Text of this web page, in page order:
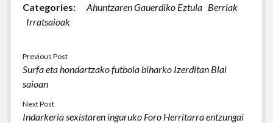
Categories: Ahuntzaren Gauerdiko Eztula Berriak
Irratsaioak
Previous Post
Surfa eta hondartzako futbola biharko Izerditan Blai
saioan
Next Post
Indarkeria sexistaren inguruko Foro Herritarra entzungai